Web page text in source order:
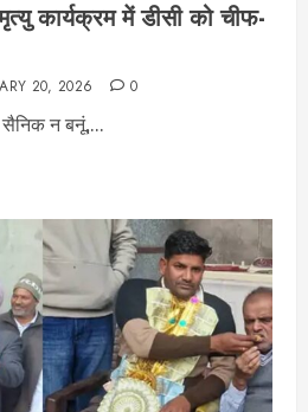
कार्यक्रम में डीसी को चीफ-
20, 2026 0
न बनूं,...